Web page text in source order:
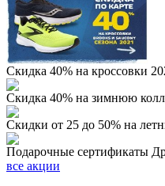
Скидка 40% на кроссовки
Скидка 40% на зимнюю
Скидки от 25 до 50% на
Подарочные сертификаты
все акции